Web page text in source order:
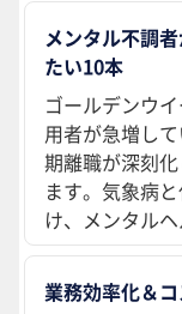
メンタル不調
たい10本
ゴールデンウ
用者が急増し
期離職が深刻
ます。気象病
け、メンタル
業務効率化＆